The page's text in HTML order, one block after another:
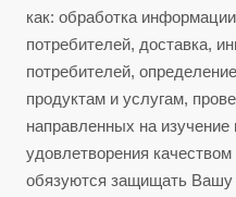
как: обработка
потребителей, доставка,
потребителей,
продуктам и услугам,
направленных на
удовлетворения
обязуются защищать